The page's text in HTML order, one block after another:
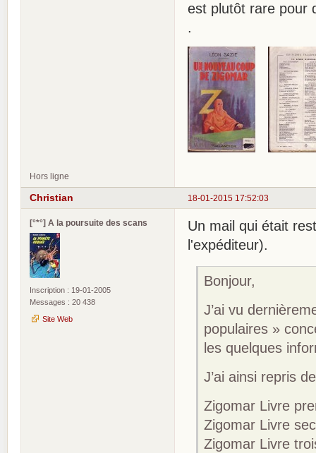
est plutôt rare pour
.
Hors ligne
18-01-2015 17:52:03
Christian
[°*°] A la poursuite des scans
Inscription : 19-01-2005
Messages : 20 438
Site Web
Un mail qui était
l'expéditeur).
Bonjour,
J’ai vu
populaires »
les quelques
J’ai ainsi repris
Zigomar Livre
Zigomar Livre
Zigomar Livre